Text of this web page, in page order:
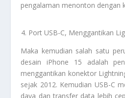
pengalaman menonton dengan
Port USB-C, Menggantikan
Maka kemudian salah satu
desain iPhone 15 adalah
menggantikan konektor
sejak 2012. Kemudian USB-C
daya dan transfer data lebih